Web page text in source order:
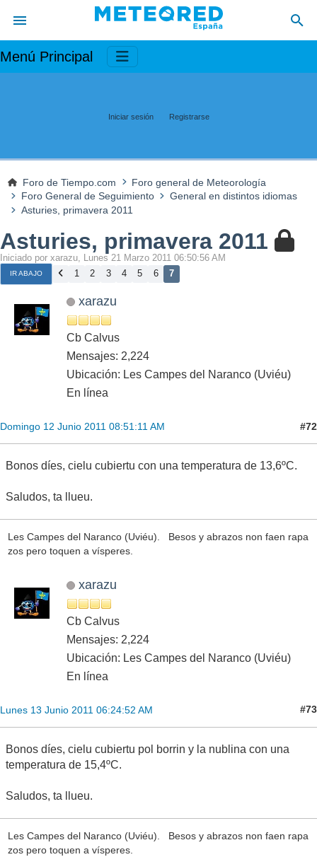
Menú Principal
Iniciar sesión Registrarse
Foro de Tiempo.com
Foro general de Meteorología
Foro General de Seguimiento
General en distintos idiomas
Asturies, primavera 2011
Asturies, primavera 2011
Iniciado por xarazu, Lunes 21 Marzo 2011 06:50:56 AM
IR ABAJO 1 2 3 4 5 6 7
xarazu
Cb Calvus
Mensajes: 2,224
Ubicación: Les Campes del Naranco (Uviéu)
En línea
Domingo 12 Junio 2011 08:51:11 AM #72
Bonos díes, cielu cubiertu con una temperatura de 13,6ºC.
Saludos, ta llueu.
Les Campes del Naranco (Uviéu). Besos y abrazos non faen rapa
zos pero toquen a vísperes.
xarazu
Cb Calvus
Mensajes: 2,224
Ubicación: Les Campes del Naranco (Uviéu)
En línea
Lunes 13 Junio 2011 06:24:52 AM #73
Bonos díes, cielu cubiertu pol borrin y la nublina con una
temperatura de 15,4ºC.
Saludos, ta llueu.
Les Campes del Naranco (Uviéu). Besos y abrazos non faen rapa
zos pero toquen a vísperes.